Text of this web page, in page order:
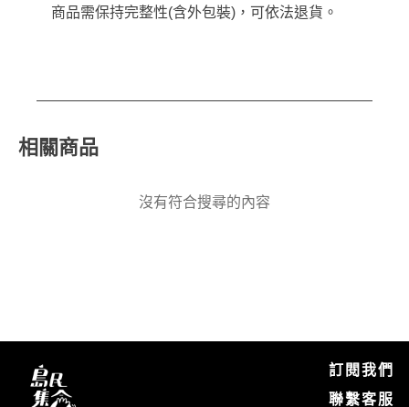
商品需保持完整性(含外包裝)，可依法退貨。
相關商品
沒有符合搜尋的內容
訂閱我們
聯繫客服